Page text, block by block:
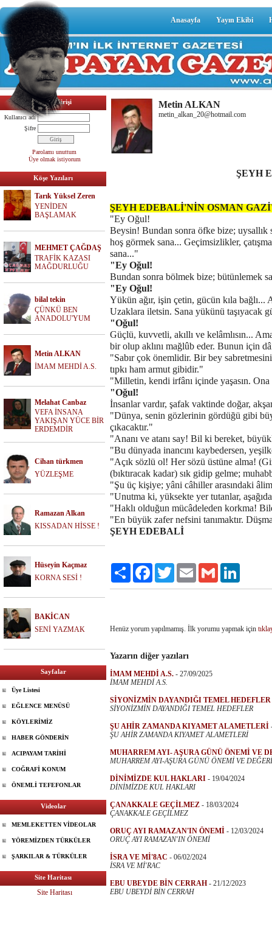
Anasayfa Yayın Ekibi
Üyelik Girişi
Kullanıcı adı
Şifre
Parolamı unuttum
Üye olmak istiyorum
Köşe Yazıları
Tarık Yüksel Zeren
YENİDEN
BAŞLAMAK
MEHMET ÇAĞDAŞ
TRAFİK KAZASI
MAĞDURLUĞU
bilal tekin
ÇÜNKÜ BEN
ANADOLU'YUM
Metin ALKAN
İMAM MEHDİ A.S.
Melahat Canbaz
VEFA İNSANA
YAKIŞAN YÜCE BİR
ERDEMDİR
Cihan türkmen
YÜZLEŞME
Ramazan Alkan
KISSADAN HİSSE !
Hüseyin Kaçmaz
KORNA SESİ !
BAKİCAN
SENİ YAZMAK
Sayfalar
Üye Listesi
EĞLENCE MENÜSÜ
KÖYLERİMİZ
HABER GÖNDERİN
ACIPAYAM TARİHİ
COĞRAFİ KONUM
ÖNEMLİ TEFEFONLAR
Videolar
MEMLEKETTEN VİDEOLAR
YÖREMİZDEN TÜRKÜLER
ŞARKILAR & TÜRKÜLER
Site Haritası
Site Haritası
Metin ALKAN
metin_alkan_20@hotmail.com
ŞEYH
ŞEYH EDEBALİ'NİN OSMAN
"Ey Oğul!
Beysin! Bundan sonra öfke bize;
hoş görmek sana... Geçimsizlikler,
sana..."
"Ey Oğul!
Bundan sonra bölmek bize; bütünlemek
"Ey Oğul!
Yükün ağır, işin çetin, gücün kıla bağlı...
Uzaklara iletsin. Sana yükünü taşıyacak
"Oğul!
Güçlü, kuvvetli, akıllı ve kelâmlısın...
bir olup aklını mağlûb eder. Bunun için
"Sabır çok önemlidir. Bir bey
tıpkı ham armut gibidir."
"Milletin, kendi irfânı içinde yaşasın.
"Oğul!
İnsanlar vardır, şafak vaktinde doğar,
"Dünya, senin gözlerinin gördüğü gibi
çıkacaktır."
"Ananı ve atanı say! Bil ki bereket,
"Bu dünyada inancını kaybedersen,
"Açık sözlü ol! Her sözü üstüne alma!
(bıktıracak kadar) sık gidip gelme;
"Şu üç kişiye; yâni câhiller arasındaki
"Unutma ki, yüksekte yer tutanlar,
"Haklı olduğun mücâdeleden korkma!
"En büyük zafer nefsini tanımaktır.
ŞEYH EDEBALİ
Paylaş FacebookTwitter Email Gmail
Henüz yorum yapılmamış. İlk yorumu yapmak için
Yazarın diğer yazıları
İMAM MEHDİ A.S. - 27/09/2025
İMAM MEHDİ A.S.
SİYONİZMİN DAYANDIĞI TEMEL HEDEFLER
SİYONİZMİN DAYANDIĞI TEMEL HEDEFLER
ŞU AHİR ZAMANDA KIYAMET ALAMETLERİ
ŞU AHİR ZAMANDA KIYAMET ALAMETLERİ
MUHARREM AYI- AŞURA GÜNÜ ÖNEMİ VE
MUHARREM AYI-AŞURA GÜNÜ ÖNEMİ VE DEĞERİ
DİNİMİZDE KUL HAKLARI - 19/04/2024
DİNİMİZDE KUL HAKLARI
ÇANAKKALE GEÇİLMEZ - 18/03/2024
ÇANAKKALE GEÇİLMEZ
ORUÇ AYI RAMAZAN'IN ÖNEMİ - 12/03/2024
ORUÇ AYI RAMAZAN'IN ÖNEMİ
İSRA VE Mİ'8AC - 06/02/2024
İSRA VE Mİ'RAC
EBU UBEYDE BİN CERRAH - 21/12/2023
EBU UBEYDİ BİN CERRAH